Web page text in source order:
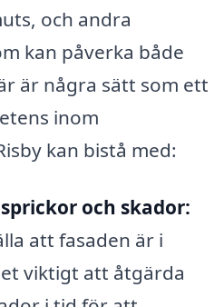
och andra
kan påverka både
är några sätt som ett
inom
kan bistå med:
och skador:
att fasaden är i
viktigt att åtgärda